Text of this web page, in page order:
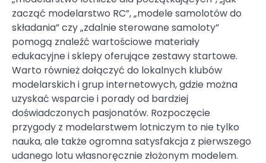
zacząć modelarstwo RC”, „modele samolotów do
składania” czy „zdalnie sterowane samoloty”
pomogą znaleźć wartościowe materiały
edukacyjne i sklepy oferujące zestawy startowe.
Warto również dołączyć do lokalnych klubów
modelarskich i grup internetowych, gdzie można
uzyskać wsparcie i porady od bardziej
doświadczonych pasjonatów. Rozpoczęcie
przygody z modelarstwem lotniczym to nie tylko
nauka, ale także ogromna satysfakcja z pierwszego
udanego lotu własnoręcznie złożonym modelem.